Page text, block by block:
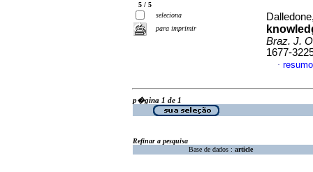
5 / 5
seleciona
para imprimir
Braz. J.
1677-
·
p�gina 1 de 1
Refinar a pesquisa
Base de dados : article